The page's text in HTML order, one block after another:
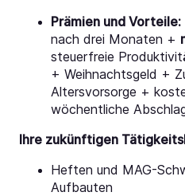
Prämien und Vorteile:
nach drei Monaten +
steuerfreie
+ Weihnachtsgeld +
Altersvorsorge +
wöchentliche
Ihre zukünftigen
Heften und MAG-
Aufbauten